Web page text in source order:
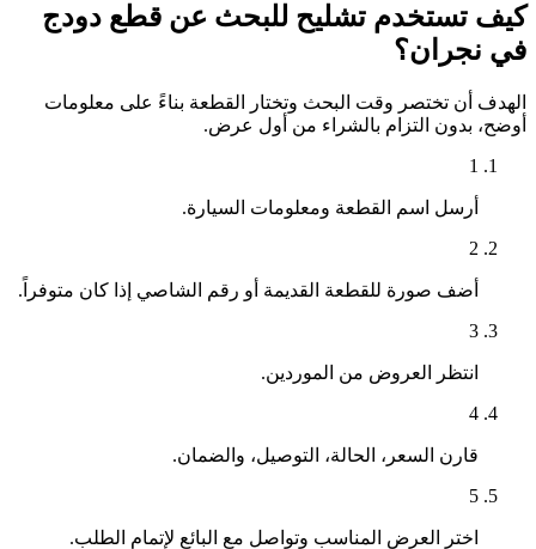
كيف تستخدم تشليح للبحث عن قطع دودج
في نجران؟
الهدف أن تختصر وقت البحث وتختار القطعة بناءً على معلومات
أوضح، بدون التزام بالشراء من أول عرض.
1
أرسل اسم القطعة ومعلومات السيارة.
2
أضف صورة للقطعة القديمة أو رقم الشاصي إذا كان متوفراً.
3
انتظر العروض من الموردين.
4
قارن السعر، الحالة، التوصيل، والضمان.
5
اختر العرض المناسب وتواصل مع البائع لإتمام الطلب.